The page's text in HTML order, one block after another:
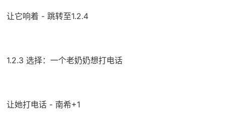
让它响着 - 跳转至1.2.4
1.2.3 选择：一个老奶奶想打电话
让她打电话 - 南希+1